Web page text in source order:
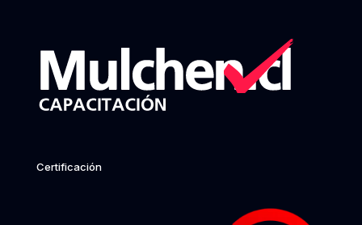
Certificación